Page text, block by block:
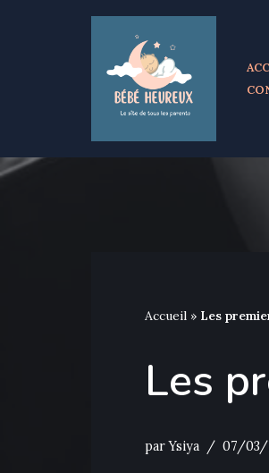
Accueil » Les
Les
parYsiya 07/03/